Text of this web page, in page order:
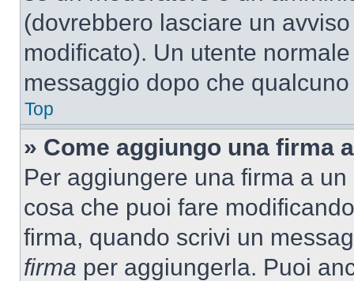
(dovrebbero lasciare un
modificato). Un utente
messaggio dopo che
Top
» Come aggiungo una firma
Per aggiungere una firma a
cosa che puoi fare
firma, quando scrivi un
firma per aggiungerla. Puoi